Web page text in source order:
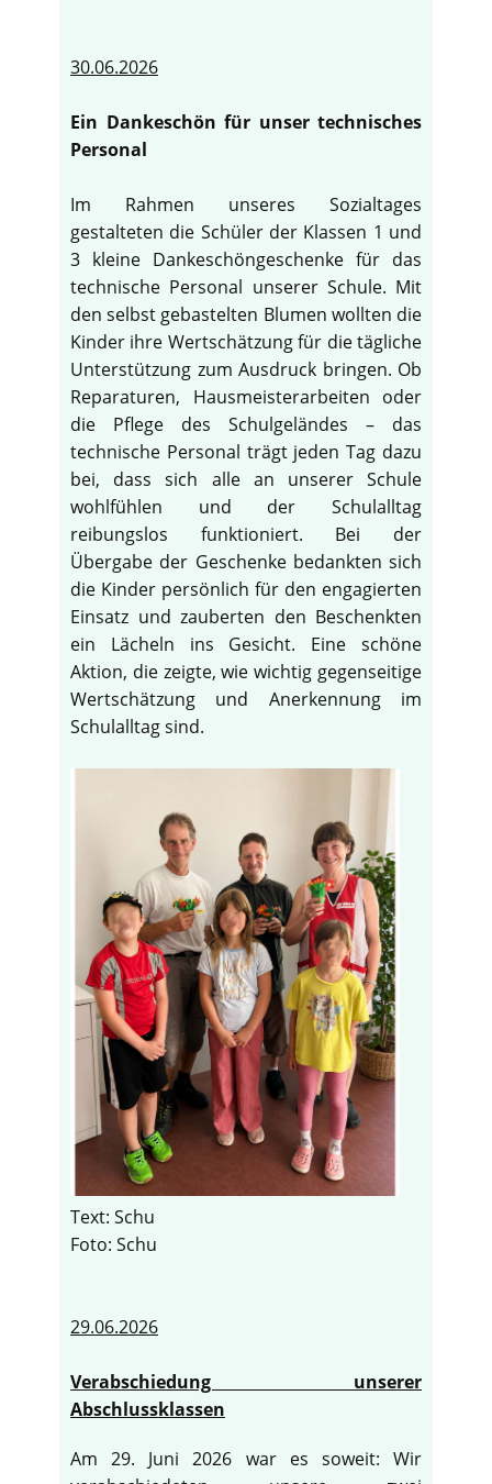
30.06.2026
Ein Dankeschön für unser technisches
Personal
Im Rahmen unseres Sozialtages
gestalteten die Schüler der Klassen 1 und
3 kleine Dankeschöngeschenke für das
technische Personal unserer Schule. Mit
den selbst gebastelten Blumen wollten die
Kinder ihre Wertschätzung für die tägliche
Unterstützung zum Ausdruck bringen. Ob
Reparaturen, Hausmeisterarbeiten oder
die Pflege des Schulgeländes – das
technische Personal trägt jeden Tag dazu
bei, dass sich alle an unserer Schule
wohlfühlen und der Schulalltag
reibungslos funktioniert. Bei der
Übergabe der Geschenke bedankten sich
die Kinder persönlich für den engagierten
Einsatz und zauberten den Beschenkten
ein Lächeln ins Gesicht. Eine schöne
Aktion, die zeigte, wie wichtig gegenseitige
Wertschätzung und Anerkennung im
Schulalltag sind.
Text: Schu
Foto: Schu
29.06.2026
Verabschiedung unserer
Abschlussklassen
Am 29. Juni 2026 war es soweit: Wir